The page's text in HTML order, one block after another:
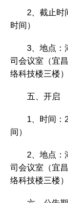
2、截止时
时间）
3、地点：
司会议室（宜
络科技楼三楼）
五、开启
1、时间：
间）
2、地点：
司会议室（宜
络科技楼三楼）